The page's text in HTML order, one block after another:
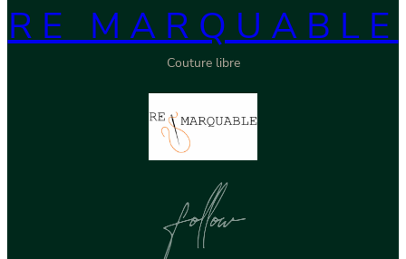
RE MARQUABLE
Couture libre